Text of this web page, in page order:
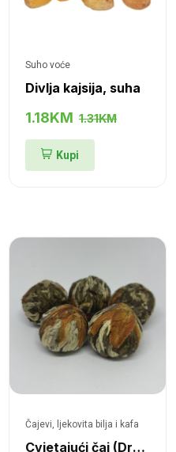
Suho voće
Divlja kajsija, suha
1.18KM 1.31KM
Kupi
Čajevi, ljekovita bilja i kafa
Cvjetajući čaj (Drvo Persicum)